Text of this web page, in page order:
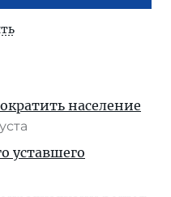
население
уставшего